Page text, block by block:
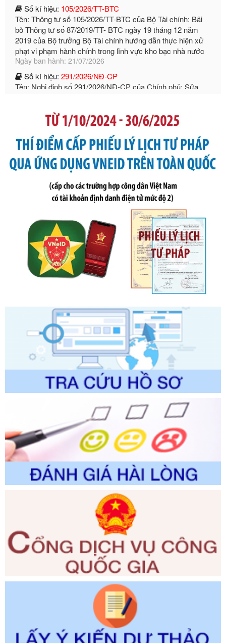
Số kí hiệu: 291/2026/NĐ-CP
Tên: Nghị định số 291/2026/NĐ-CP của Chính phủ: Sửa
đổi, bổ sung một số điều của Nghị định số 125/2020/NĐ-СР
ngày 19 tháng 10 năm 2020 của Chính phủ quy định xử
phạt vi phạm hành chính về thuế, hóa đơn được sửa đổi, bổ
sung bởi Nghị định số 102/2021/NĐ-CP
Ngày ban hành: 20/07/2026
Số kí hiệu:2303/QĐ-UBND
Quy trình nội bộ, quy trình điện tử giải quyết thủ tục hành
chính trong một số lĩnh vực thuộc phạm vi chức năng quản
lý của Sở Văn hóa, Thể tha
Ngày ban hành: 01/06/2026
Số kí hiệu:2304/QĐ-UBND
được sửa đổi, bổ sung và phê duyệt Quy trình nội bộ, quy
trình điện tử giải quyết thủ tục hành chính trong lĩnh vực Du
lịch thuộc phạm vi chức năng quản lý của Sở Văn hóa, Thể
thao và Du lịch
Ngày ban hành: 01/06/2026
Số kí hiệu:2310/QĐ-UBND
Tên: Về việc công bố Danh mục thủ tục hành chính sửa
đổi, bổ sung và phê duyệt Quy trình nội bộ, quy trình điện tử
trong giải quyết thủtục hành chính lĩnh vực biến đổi khí hậu
thuộc phạm vi giải quyết của Sở Nông nghiệp và Môi
Ngày ban hành: 01/06/2026
Số kí hiệu:2300/QĐ-UBND
Tên: V/v công bố danh mục thủ tục hành chính được sửa
đổi, bổ sung và phê duyệt quy trình nội bộ, quy trình điện tử
giải quyết thủ tục hành chính trong lĩnh vực Luật sư thuộc
phạm vi chức năng quản lý của Sở Tư pháp
Ngày ban hành: 01/06/2026
Số kí hiệu:351/2025/NĐ-CP
Tên: Nghị định số 351/2025/NĐ-CP của Chính phủ: Quy
định chuẩn nghèo đa chiều quốc gia giai đoạn 2026 - 2030
Ngày ban hành: 29/12/2026
Số kí hiệu:
3014/QĐ-UBND
Tên: Quyết định về việc công bố danh mục thủ tục hành
chính ban hành mới, sửa đổi bổ sung trong lĩnh vực hỗ trợ
đầu tư, lĩnh vực đấu thầu lựa chọn nhà thầu thuộc thẩm
quyền giải quyết của Sở Tài chính và Ban Quản lý Khu kinh
Ngày ban hành: 23/09/2026
292/2026/NĐ-CP
Tên: Nghị định số 292/2026/NĐ-CP của Chính phủ: Quy
định chi tiết một số điều và biện pháp để tổ chức, hướng
dẫn thi hành Luật Quản lý ngoại thương
Ngày ban hành: 21/07/2026
292/2026/NĐ-CP
Tên: Nghị định số 292/2026/NĐ-CP của Chính phủ: Quy
định chi tiết một số điều và biện pháp để tổ chức, hướng
dẫn thi hành Luật Quản lý ngoại thương
Ngày ban hành: 21/07/2026
Số kí hiệu:105/2026/TT-BTC